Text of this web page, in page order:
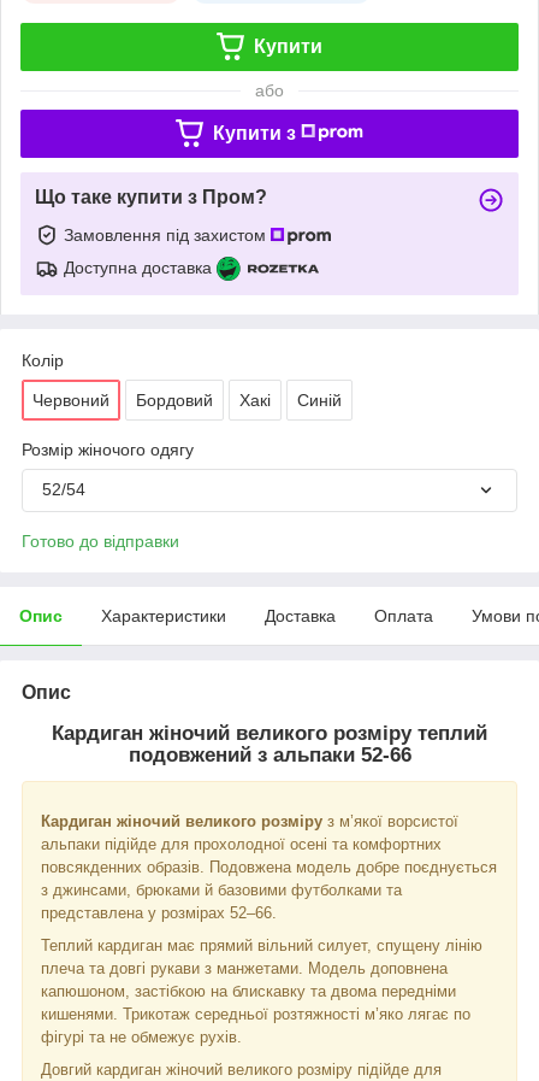
Купити
або
Купити з
Що таке купити з Пром?
Замовлення під захистом
Доступна доставка
Колір
Червоний Бордовий Хакі Синій
Розмір жіночого одягу
52/54
Готово до відправки
Опис Характеристики Доставка Оплата Умови
Опис
Кардиган жіночий великого розміру теплий
подовжений з альпаки 52-66
Кардиган жіночий великого розміру з м’якої ворсистої
альпаки підійде для прохолодної осені та комфортних
повсякденних образів. Подовжена модель добре поєднується
з джинсами, брюками й базовими футболками та
представлена у розмірах 52–66.
Теплий кардиган має прямий вільний силует, спущену лінію
плеча та довгі рукави з манжетами. Модель доповнена
капюшоном, застібкою на блискавку та двома передніми
кишенями. Трикотаж середньої розтяжності м’яко лягає по
фігурі та не обмежує рухів.
Довгий кардиган жіночий великого розміру підійде для